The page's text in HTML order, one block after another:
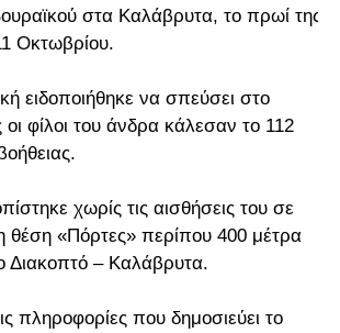
στα Καλάβρυτα, το πρωί της
Οκτωβρίου.
ειδοποιήθηκε να σπεύσει στο
φίλοι του άνδρα κάλεσαν το 112
χωρίς τις αισθήσεις του σε
«Πόρτες» περίπου 400 μέτρα
Διακοπτό – Καλάβρυτα.
πληροφορίες που δημοσιεύει το